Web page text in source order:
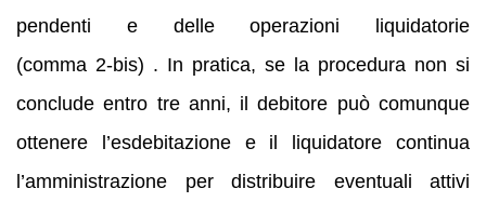
pendenti e delle operazioni liquidatorie
(comma 2‑bis) . In pratica, se la procedura non si
conclude entro tre anni, il debitore può comunque
ottenere l’esdebitazione e il liquidatore continua
l’amministrazione per distribuire eventuali attivi